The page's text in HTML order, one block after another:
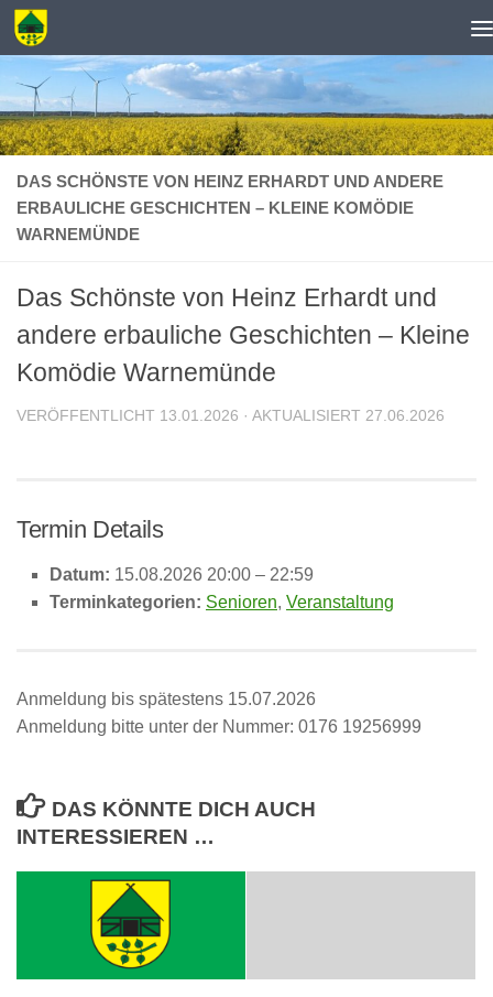
Zum Inhalt springen
DAS SCHÖNSTE VON HEINZ ERHARDT UND ANDERE
ERBAULICHE GESCHICHTEN – KLEINE KOMÖDIE
WARNEMÜNDE
Das Schönste von Heinz Erhardt und
andere erbauliche Geschichten – Kleine
Komödie Warnemünde
VERÖFFENTLICHT 13.01.2026 · AKTUALISIERT 27.06.2026
Termin Details
Datum: 15.08.2026 20:00 – 22:59
Terminkategorien: Senioren, Veranstaltung
Anmeldung bis spätestens 15.07.2026
Anmeldung bitte unter der Nummer: 0176 19256999
DAS KÖNNTE DICH AUCH
INTERESSIEREN …